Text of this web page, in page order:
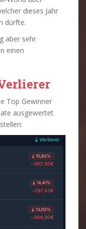
dieses Jahr
dürfte.
aber sehr
einen
Top Gewinner
ausgewertet